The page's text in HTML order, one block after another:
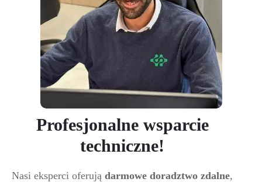
Profesjonalne wsparcie
techniczne!
Nasi eksperci oferują darmowe doradztwo zdalne,